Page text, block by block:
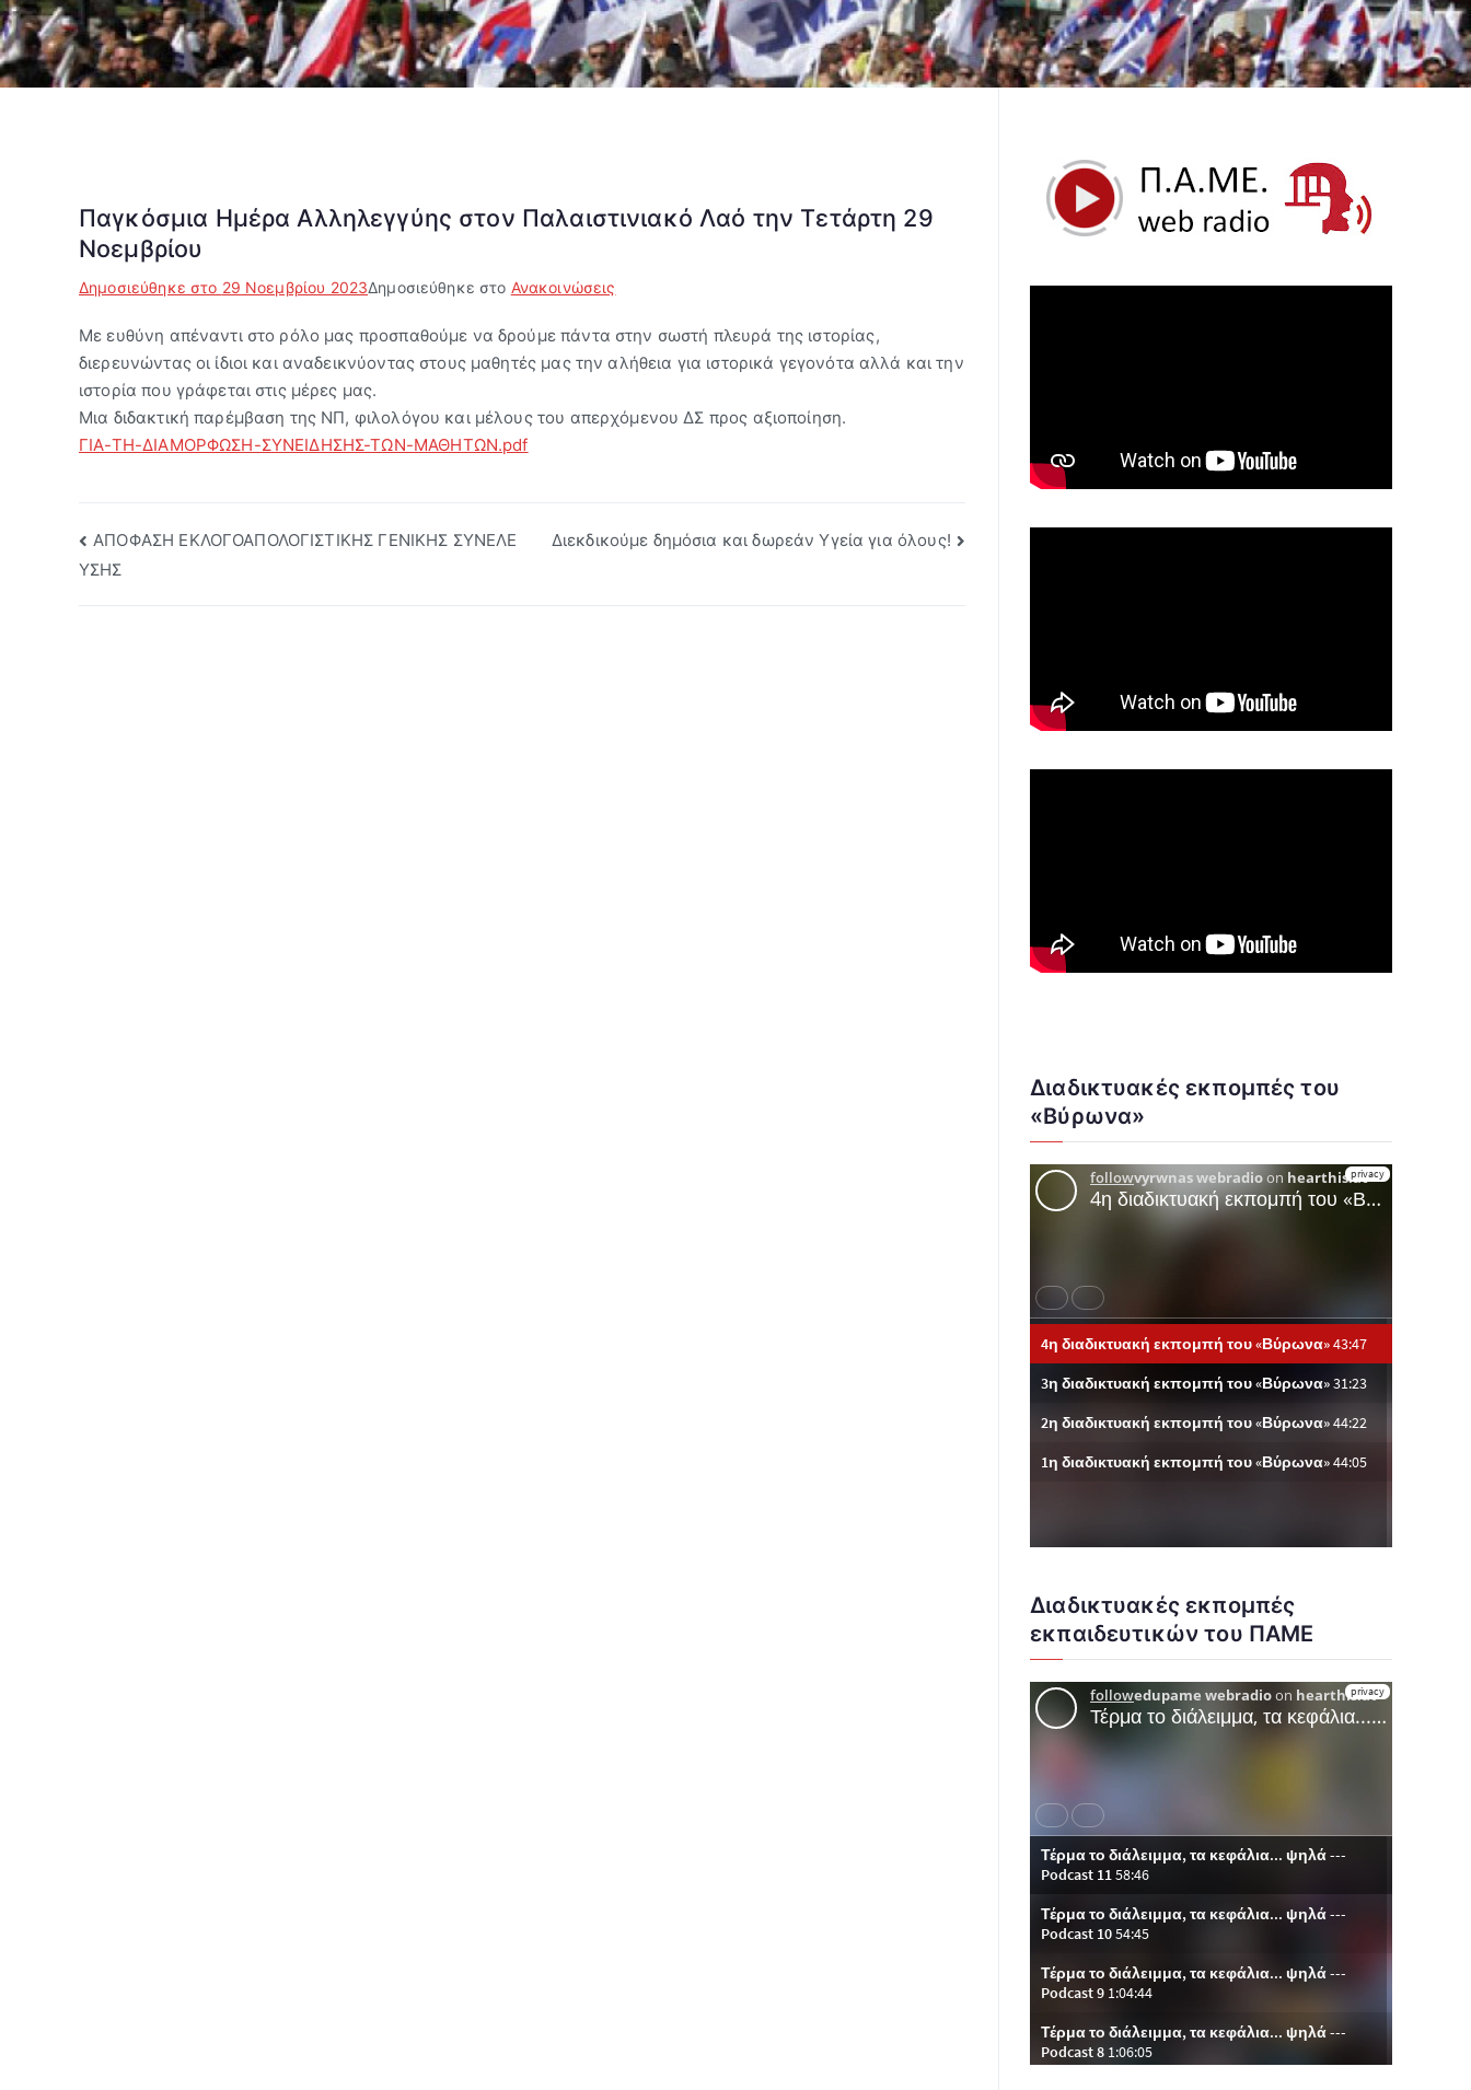
Παγκόσμια Ημέρα Αλληλεγγύης στον Παλαιστινιακό Λαό την Τετάρτη 29
Νοεμβρίου
Δημοσιεύθηκε στο 29 Νοεμβρίου 2023Δημοσιεύθηκε στο Ανακοινώσεις
Με ευθύνη απέναντι στο ρόλο μας προσπαθούμε να δρούμε πάντα στην σωστή πλευρά της ιστορίας,
διερευνώντας οι ίδιοι και αναδεικνύοντας στους μαθητές μας την αλήθεια για ιστορικά γεγονότα αλλά και την
ιστορία που γράφεται στις μέρες μας.
Μια διδακτική παρέμβαση της ΝΠ, φιλολόγου και μέλους του απερχόμενου ΔΣ προς αξιοποίηση.
ΓΙΑ-ΤΗ-ΔΙΑΜΟΡΦΩΣΗ-ΣΥΝΕΙΔΗΣΗΣ-ΤΩΝ-ΜΑΘΗΤΩΝ.pdf
Πλοήγηση
ΑΠΟΦΑΣΗ ΕΚΛΟΓΟΑΠΟΛΟΓΙΣΤΙΚΗΣ ΓΕΝΙΚΗΣ ΣΥΝΕΛΕ
ΥΣΗΣ
Διεκδικούμε δημόσια και δωρεάν Υγεία για όλους!
Διαδικτυακές εκπομπές του
«Βύρωνα»
Διαδικτυακές εκπομπές
εκπαιδευτικών του ΠΑΜΕ